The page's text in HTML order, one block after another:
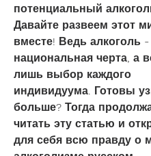
потенциальный
Давайте развеем этот
вместе! Ведь алкоголь
национальная черта, а
лишь выбор каждого
индивидуума. Готовы
больше? Тогда
читать эту статью и
для себя всю правду о